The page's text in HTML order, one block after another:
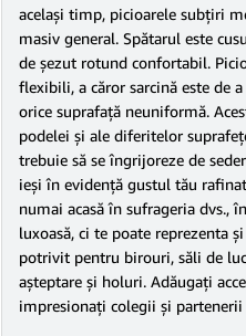
acelaşi timp, picioarele subţiri
masiv general. Spătarul este
de şezut rotund confortabil.
flexibili, a căror sarcină este de
orice suprafaţă neuniformă.
podelei şi ale diferitelor
trebuie să se îngrijoreze de
ieşi în evidenţă gustul tău
numai acasă în sufrageria dvs.,
luxoasă, ci te poate reprezenta
potrivit pentru birouri, săli de
aşteptare şi holuri. Adăugaţi
impresionaţi colegii şi partenerii